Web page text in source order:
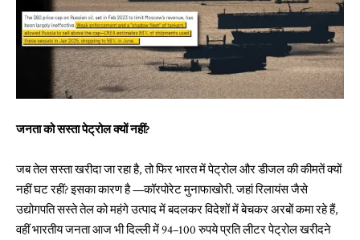
जनता को सस्ता पेट्रोल क्यों नहीं?
जब तेल सस्ता खरीदा जा रहा है, तो फिर भारत में पेट्रोल और डीजल की कीमतें क्यों
नहीं घट रहीं? इसका कारण है —कॉरपोरेट मुनाफाखोरी. जहां रिलायंस जैसे
उद्योगपति सस्ते तेल को महंगे उत्पाद में बदलकर विदेशों में बेचकर अरबों कमा रहे हैं,
वहीं भारतीय जनता आज भी दिल्ली में 94–100 रुपये प्रति लीटर पेट्रोल खरीदने